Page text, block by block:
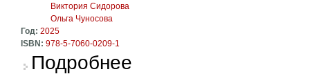
Виктория Сидорова
Ольга Чуносова
Год: 2025
ISBN: 978-5-7060-0209-1
Подробнее